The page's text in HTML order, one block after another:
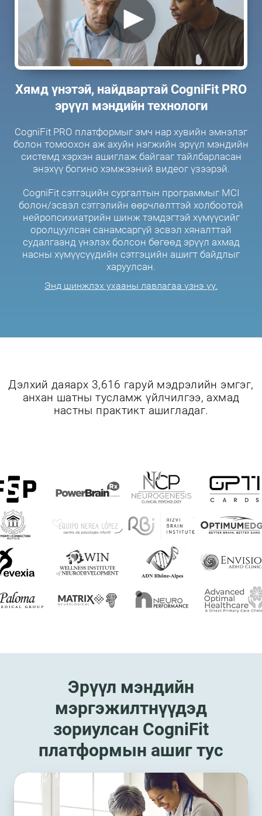
Хямд үнэтэй, найдвартай CogniFit PRO
эрүүл мэндийн технологи
CogniFit PRO платформыг эмч нар хувийн эмнэлэг
болон томоохон аж ахуйн нэгжийн эрүүл мэндийн
системд хэрхэн ашиглаж байгааг тайлбарласан
энэхүү богино хэмжээний видеог үзээрэй.
CogniFit сэтгэцийн сургалтын программыг MCI
болон/эсвэл сэтгэлийн өөрчлөлттэй холбоотой
нейропсихиатрийн шинж тэмдэгтэй хүмүүсийг
оролцуулсан санамсаргүй эсвэл хяналттай
судалгаанд үнэлэх болсон бөгөөд эрүүл ахмад
насны хүмүүсүүдийн сэтгэцийн ашигт байдлыг
харуулсан.
Энд шинжлэх ухааны лавлагаа үзнэ үү.
Дэлхий даяарх 3,616 гаруй мэдрэлийн эмгэг,
анхан шатны тусламж үйлчилгээ, ахмад
настны практикт ашигладаг.
Эрүүл мэндийн
мэргэжилтнүүдэд
зориулсан CogniFit
платформын ашиг тус